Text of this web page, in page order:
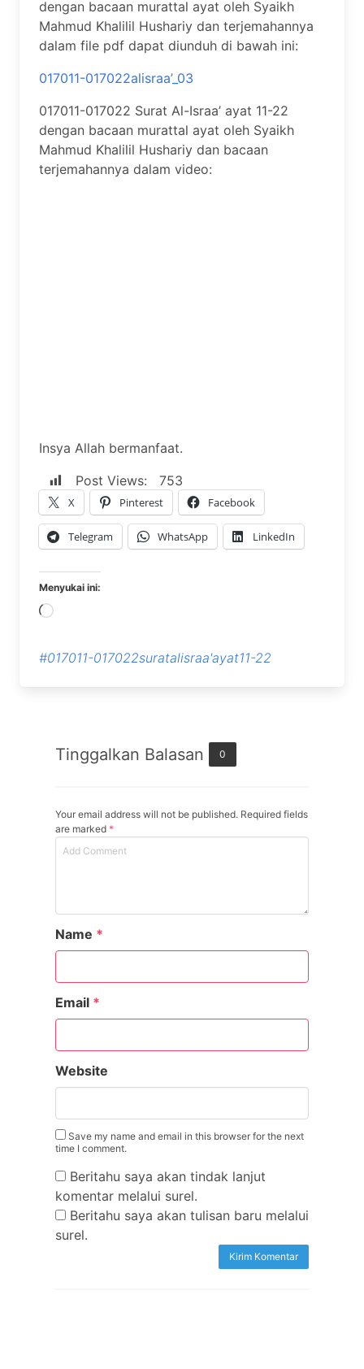
dengan bacaan murattal ayat oleh Syaikh
Mahmud Khalilil Hushariy dan terjemahannya
dalam file pdf dapat diunduh di bawah ini:
017011-017022alisraa’_03
017011-017022 Surat Al-Israa’ ayat 11-22
dengan bacaan murattal ayat oleh Syaikh
Mahmud Khalilil Hushariy dan bacaan
terjemahannya dalam video:
Insya Allah bermanfaat.
Post Views:
753
X Pinterest Facebook
Telegram WhatsApp LinkedIn
Menyukai ini:
Memuat...
#017011-017022suratalisraa'ayat11-22
Tinggalkan Balasan 0
Your email address will not be published. Required fields
are marked *
Name *
Email *
Website
Save my name and email in this browser for the next
time I comment.
Beritahu saya akan tindak lanjut
komentar melalui surel.
Beritahu saya akan tulisan baru melalui
surel.